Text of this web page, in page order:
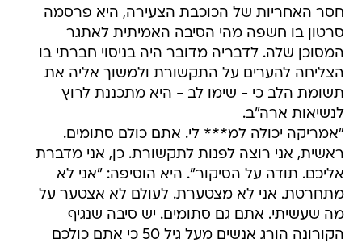
חסר האחריות של הכוכבת הצעירה, היא פרסמה
סרטון בו חשפה מהי הסיבה האמיתית לאתגר
המסוכן שלה. לדבריה מדובר היה בניסוי חברתי בו
הצליחה להערים על התקשורת ולמשוך אליה את
תשומת הלב כי - שימו לב - היא מתכננת לרוץ
לנשיאות ארה"ב.
"אמריקה יכולה למ*** לי. אתם כולם סתומים.
ראשית, אני רוצה לפנות לתקשורת. כן, אני מדברת
אליכם. תודה על הסיקור". היא הוסיפה: "אני לא
מתחרטת. אני לא מצטערת. לעולם לא אצטער על
מה שעשיתי. אתם גם סתומים. יש סיבה שנגיף
הקורונה הורג אנשים מעל גיל 50 כי אתם כולכם